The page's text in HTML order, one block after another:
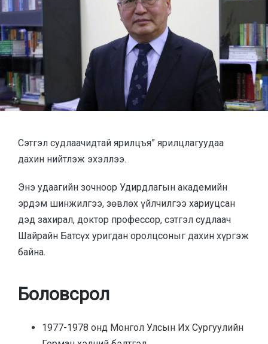
Сэтгэл судлаачидтай ярилцъя” ярилцлагуудаа
дахин нийтлэж эхэллээ.
Энэ удаагийн зочноор Удирдлагын академийн
эрдэм шинжилгээ, зөвлөх үйлчилгээ хариуцсан
дэд захирал, доктор профессор, сэтгэл судлаач
Шайрайн Батсүх уригдан оролцсоныг дахин хүргэж
байна.
Боловсрол
1977-1978 онд Монгол Улсын Их Сургуулийн